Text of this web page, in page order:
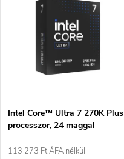
é
s
j
a
Intel Core™ Ultra 7 270K Plus
processzor, 24 maggal
113 273 Ft ÁFA nélkül